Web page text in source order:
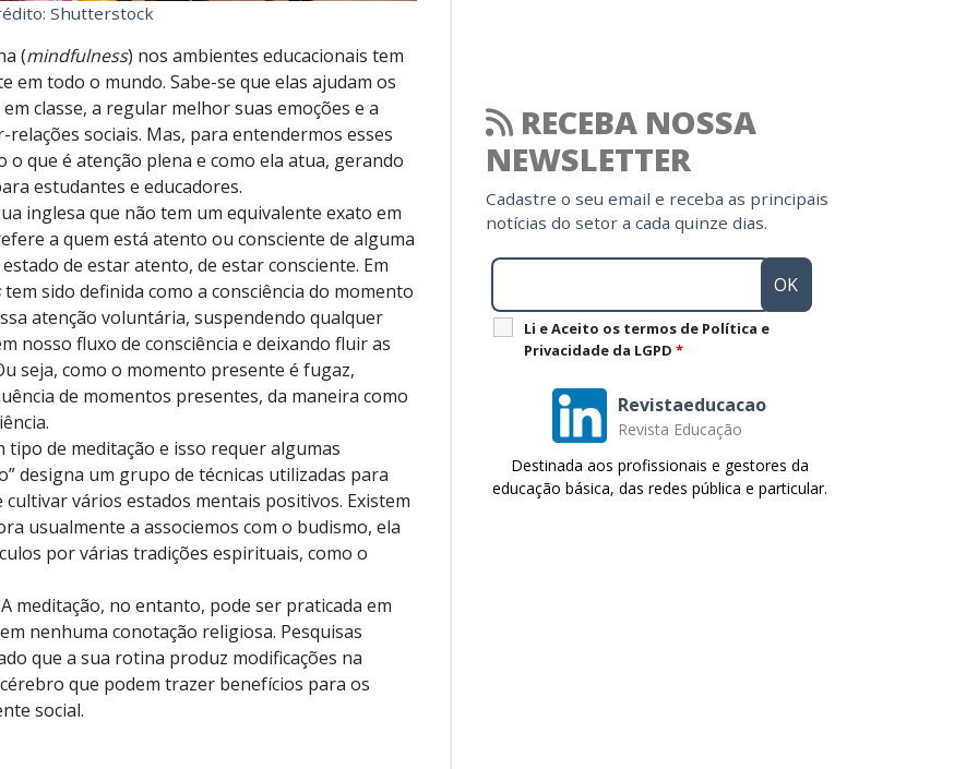
Shutterstock
(mindfulness) nos ambientes educacionais tem
em todo o mundo. Sabe-se que elas ajudam os
classe, a regular melhor suas emoções e a
sociais. Mas, para entendermos esses
que é atenção plena e como ela atua, gerando
estudantes e educadores.
inglesa que não tem um equivalente exato em
a quem está atento ou consciente de alguma
de estar atento, de estar consciente. Em
tem sido definida como a consciência do momento
atenção voluntária, suspendendo qualquer
nosso fluxo de consciência e deixando fluir as
seja, como o momento presente é fugaz,
de momentos presentes, da maneira como
tipo de meditação e isso requer algumas
designa um grupo de técnicas utilizadas para
vários estados mentais positivos. Existem
usualmente a associemos com o budismo, ela
por várias tradições espirituais, como o
meditação, no entanto, pode ser praticada em
nenhuma conotação religiosa. Pesquisas
que a sua rotina produz modificações na
que podem trazer benefícios para os
social.
RECEBA NOSSA
NEWSLETTER
Cadastre o seu email e receba as principais
notícias do setor a cada quinze dias.
Li e Aceito os termos de Política e
Privacidade da LGPD *
Revistaeducacao
Revista Educação
Destinada aos profissionais e gestores da
educação básica, das redes pública e particular.